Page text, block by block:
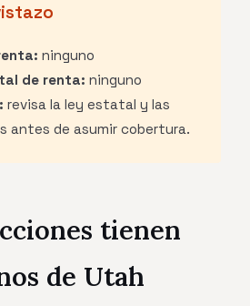
ninguno
de renta: ninguno
revisa la ley estatal y las
antes de asumir cobertura.
tienen
de Utah